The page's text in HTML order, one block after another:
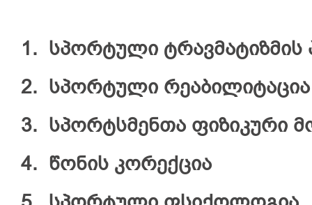
1. სპორტული ტრავმატიზმის
2. სპორტული რეაბილიტაცია
3. სპორტსმენთა ფიზიკური
4. წონის კორექცია